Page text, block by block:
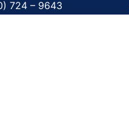
724 – 9643